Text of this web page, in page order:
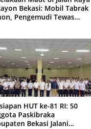
Bekasi: Mobil Tabrak
Pengemudi Tewas
HUT ke-81 RI: 50
Paskibraka
Bekasi Jalani